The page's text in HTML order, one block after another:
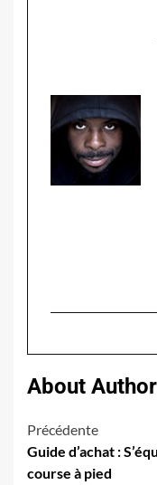
About Author
Navigation
d’article
Précédente
Guide d’achat :
course à pied